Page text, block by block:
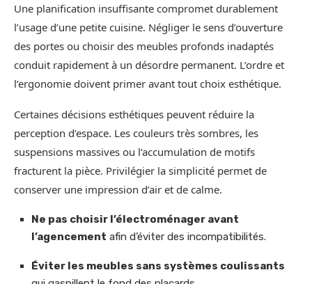
Une planification insuffisante compromet durablement
l’usage d’une petite cuisine. Négliger le sens d’ouverture
des portes ou choisir des meubles profonds inadaptés
conduit rapidement à un désordre permanent. L’ordre et
l’ergonomie doivent primer avant tout choix esthétique.
Certaines décisions esthétiques peuvent réduire la
perception d’espace. Les couleurs très sombres, les
suspensions massives ou l’accumulation de motifs
fracturent la pièce. Privilégier la simplicité permet de
conserver une impression d’air et de calme.
Ne pas choisir l’électroménager avant
l’agencement afin d’éviter des incompatibilités.
Éviter les meubles sans systèmes coulissants